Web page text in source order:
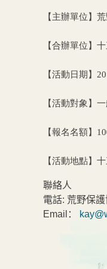
【主辦單位】
【合辦單位】
【活動日期】
【活動對象】
【報名名額】
【活動地點】 十
聯絡人
電話: 荒野保
Email：